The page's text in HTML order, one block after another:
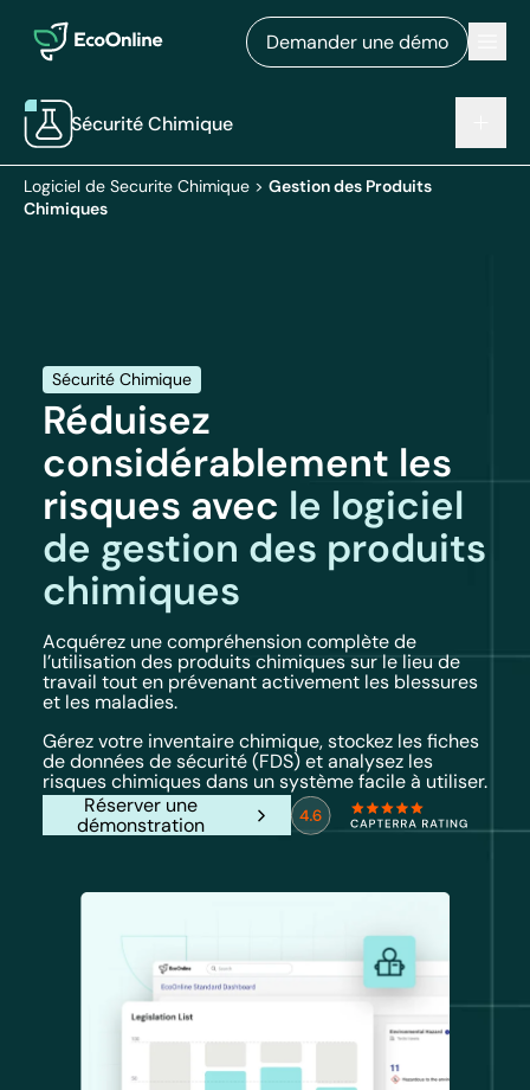
EcoOnline
Demander une démo
Sécurité Chimique
Logiciel de Securite Chimique > Gestion des Produits
Chimiques
Sécurité Chimique
Réduisez
considérablement les
risques avec le logiciel
de gestion des produits
chimiques
Acquérez une compréhension complète de
l’utilisation des produits chimiques sur le lieu de
travail tout en prévenant activement les blessures
et les maladies.
Gérez votre inventaire chimique, stockez les fiches
de données de sécurité (FDS) et analysez les
risques chimiques dans un système facile à utiliser.
Réserver une
démonstration